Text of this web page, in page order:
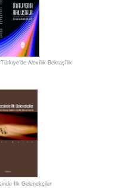
Alevîlik-Bektaşîlik
İlk Gelenekçiler